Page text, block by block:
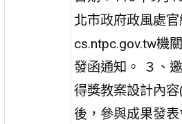
北市政府政風處
cs.ntpc.gov.tw機
發函通知。 ３、
得獎教案設計內
後，參與成果發